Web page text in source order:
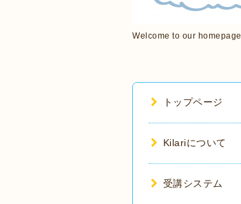
Welcome to our homepage
トップページ
Kilariについて
受講システム